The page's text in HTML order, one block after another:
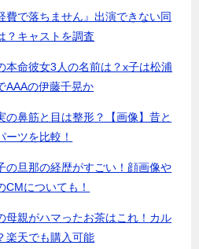
費で落ちません』出演できない同
？キャストを調査
本命彼女3人の名前は？x子は松浦
AAAの伊藤千晃か
の鼻筋と目は整形？【画像】昔と
ーツを比較！
の旦那の経歴がすごい！顔画像や
CMについても！
母親がハマったお茶はこれ！カル
楽天でも購入可能